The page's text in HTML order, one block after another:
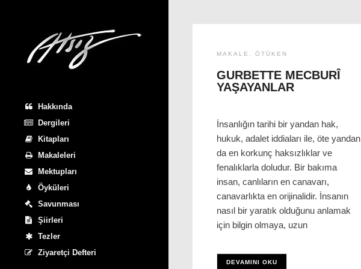
Hakkında
Dergileri
Kitapları
Makaleleri
Mektupları
Öyküleri
Savunması
Şiirleri
Tezler
Ziyaretçi Defteri
MAKALE ÖTÜKEN
GURBETTE MECBURÎ
YAŞAYANLAR
İnsanlığın tarihi bir yandan hak,
hukuk, adalet iddiaları ile, öte yandan
da en korkunç haksızlıklar ve
fenalıklarla doludur. Bir bakıma
insan, canlıların en canavarı,
canavarlıkta en orijinalidir. İnsanın
nasıl bir yaratık olduğunu anlamak
için bilgin olmaya, uzun
DEVAMINI OKU